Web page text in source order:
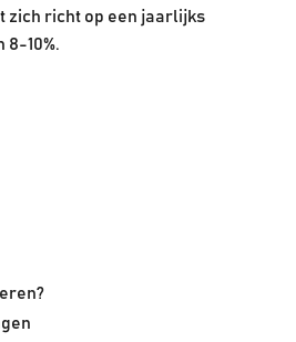
zich richt op een jaarlijks
10%.